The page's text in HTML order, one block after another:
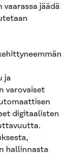
vaarassa jäädä
ja
varovaiset
digitaalisten
hallinnasta